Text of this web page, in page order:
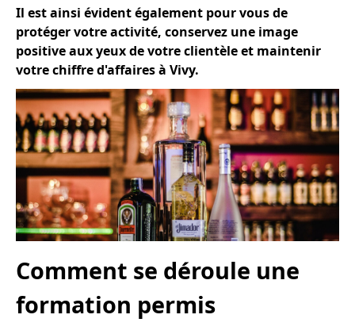
Il est ainsi évident également pour vous de
protéger votre activité, conservez une image
positive aux yeux de votre clientèle et maintenir
votre chiffre d'affaires à Vivy.
Comment se déroule une
formation permis